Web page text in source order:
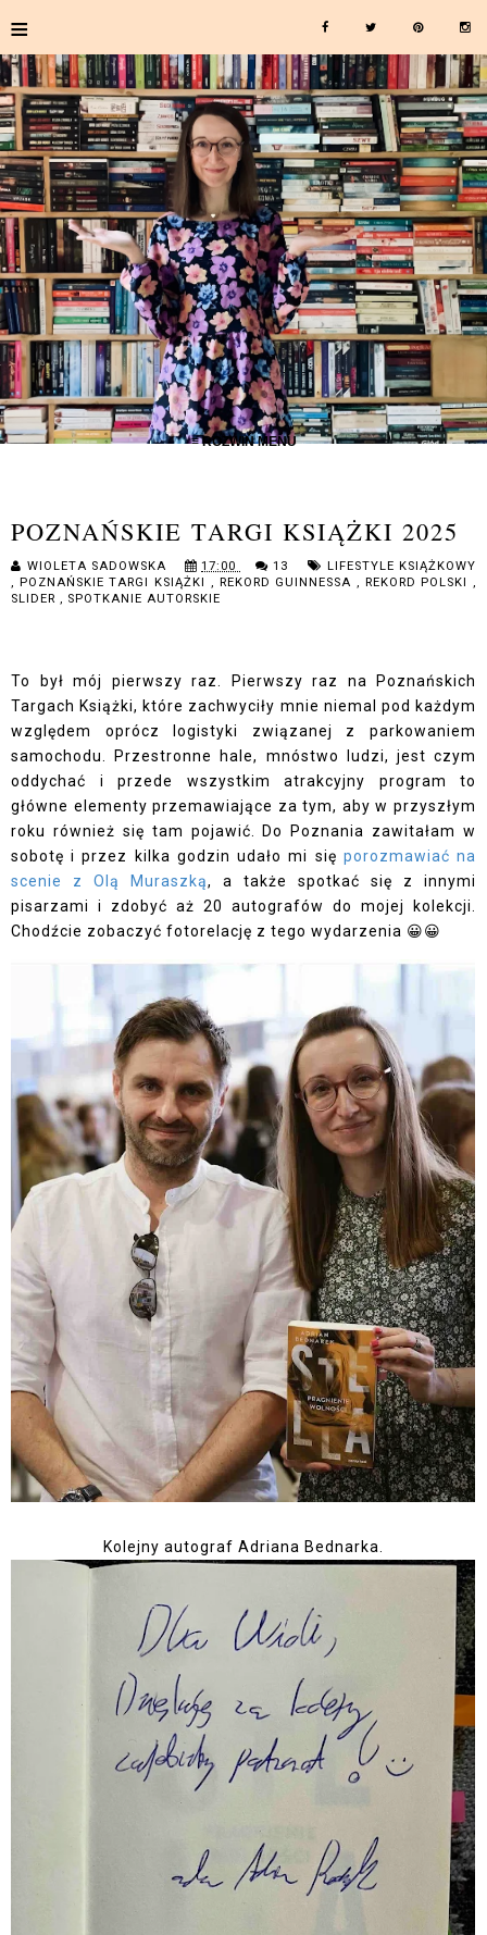
≡
≡ ROZWIŃ MENU
POZNAŃSKIE TARGI KSIĄŻKI 2025
WIOLETA SADOWSKA 17:00 13
LIFESTYLE KSIĄŻKOWY
,
POZNAŃSKIE TARGI KSIĄŻKI , REKORD GUINNESSA , REKORD POLSKI,
SLIDER , SPOTKANIE AUTORSKIE
To był mój pierwszy raz. Pierwszy raz na Poznańskich
Targach Książki, które zachwyciły mnie niemal pod każdym
względem oprócz logistyki związanej z parkowaniem
samochodu. Przestronne hale, mnóstwo ludzi, jest czym
oddychać i przede wszystkim atrakcyjny program to
główne elementy przemawiające za tym, aby w przyszłym
roku również się tam pojawić. Do Poznania zawitałam w
sobotę i przez kilka godzin udało mi się porozmawiać na
scenie z Olą Muraszką, a także spotkać się z innymi
pisarzami i zdobyć aż 20 autografów do mojej kolekcji.
Chodźcie zobaczyć fotorelację z tego wydarzenia 😀😀
Kolejny autograf Adriana Bednarka.